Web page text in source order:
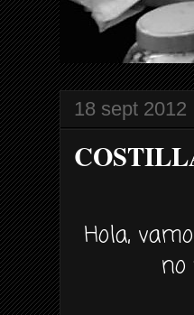
18 sept 2012
Hola,
no